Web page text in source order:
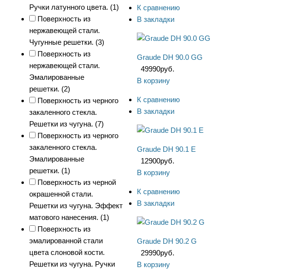
Ручки латунного цвета. (1)
Поверхность из
нержавеющей стали.
Чугунные решетки. (3)
Поверхность из
нержавеющей стали.
Эмалированные
решетки. (2)
Поверхность из черного
закаленного стекла.
Решетки из чугуна. (7)
Поверхность из черного
закаленного стекла.
Эмалированные
решетки. (1)
Поверхность из черной
окрашенной стали.
Решетки из чугуна. Эффект
матового нанесения. (1)
Поверхность из
эмалированной стали
цвета слоновой кости.
Решетки из чугуна. Ручки
К сравнению
В закладки
Graude DH 90.0 GG
49990руб.
В корзину
К сравнению
В закладки
Graude DH 90.1 E
12900руб.
В корзину
К сравнению
В закладки
Graude DH 90.2 G
29990руб.
В корзину